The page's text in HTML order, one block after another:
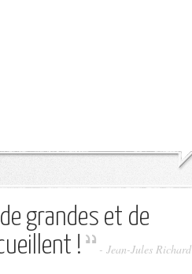
grandes et de
!
- Jean-Jules Richard